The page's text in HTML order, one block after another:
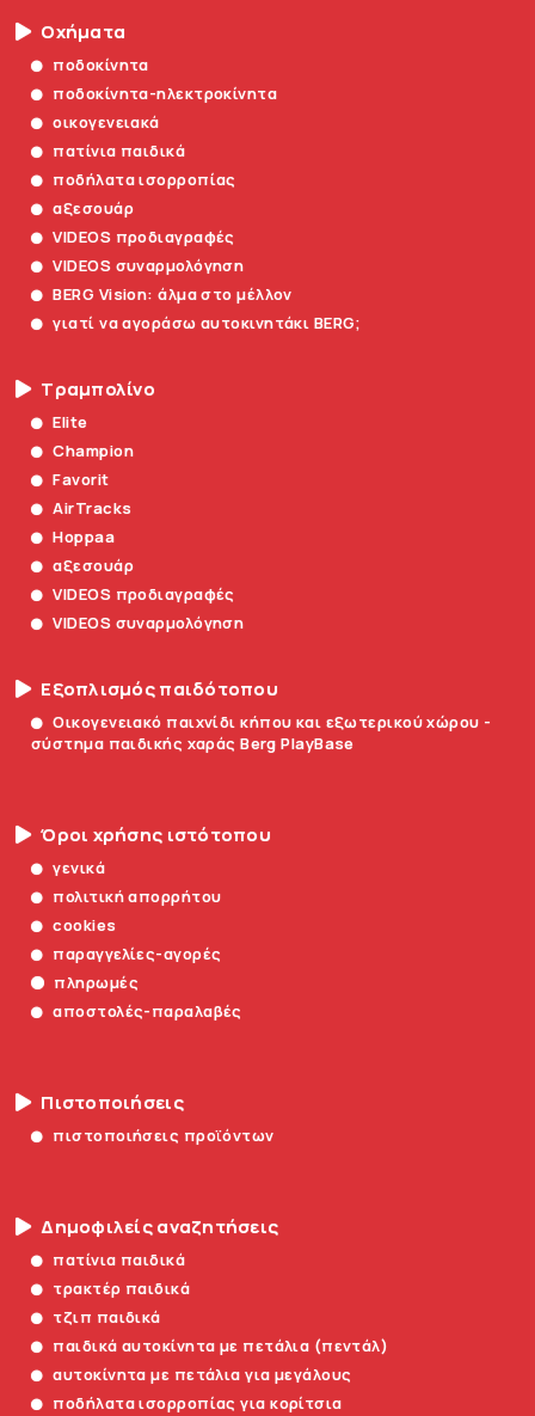
Οχήματα
ποδοκίνητα
ποδοκίνητα-ηλεκτροκίνητα
οικογενειακά
πατίνια παιδικά
ποδήλατα ισορροπίας
αξεσουάρ
VIDEOS προδιαγραφές
VIDEOS συναρμολόγηση
BERG Vision: άλμα στο μέλλον
γιατί να αγοράσω αυτοκινητάκι BERG;
Τραμπολίνο
Elite
Champion
Favorit
AirTracks
Hoppaa
αξεσουάρ
VIDEOS προδιαγραφές
VIDEOS συναρμολόγηση
Εξοπλισμός παιδότοπου
Οικογενειακό παιχνίδι κήπου και εξωτερικού χώρου -
σύστημα παιδικής χαράς Berg PlayBase
Όροι χρήσης ιστότοπου
γενικά
πολιτική απορρήτου
cookies
παραγγελίες-αγορές
πληρωμές
αποστολές-παραλαβές
Πιστοποιήσεις
πιστοποιήσεις προϊόντων
Δημοφιλείς αναζητήσεις
πατίνια παιδικά
τρακτέρ παιδικά
τζιπ παιδικά
παιδικά αυτοκίνητα με πετάλια (πεντάλ)
αυτοκίνητα με πετάλια για μεγάλους
ποδήλατα ισορροπίας για κορίτσια